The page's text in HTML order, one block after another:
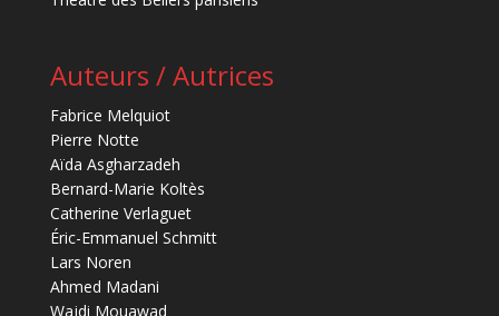
Auteurs / Autrices
Fabrice Melquiot
Pierre Notte
Aïda Asgharzadeh
Bernard-Marie Koltès
Catherine Verlaguet
Éric-Emmanuel Schmitt
Lars Noren
Ahmed Madani
Wajdi Mouawad